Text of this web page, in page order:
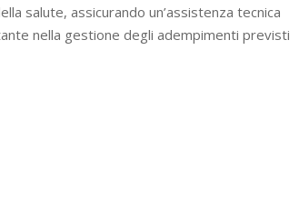
salute, assicurando un’assistenza tecnica
nella gestione degli adempimenti previsti